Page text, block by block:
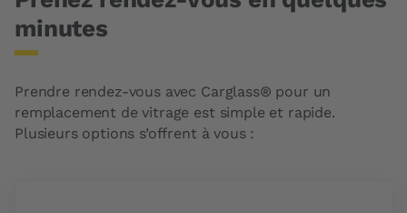
minutes
Prendre rendez-vous avec Carglass® pour un
remplacement de vitrage est simple et rapide.
Plusieurs options s’offrent à vous :